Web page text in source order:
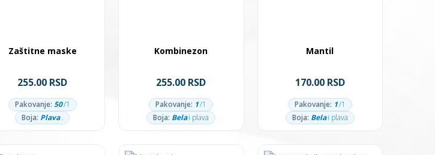
Zaštitne maske
255.00 RSD
Pakovanje: 50/1
Boja: Plava.
Kombinezon
255.00 RSD
Pakovanje: 1/1
Boja: Belai plava
Mantil
170.00 RSD
Pakovanje: 1/1
Boja: Belai plava